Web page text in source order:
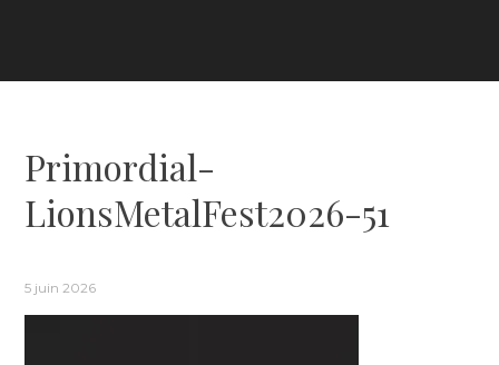
Primordial-
LionsMetalFest2026-51
5 juin 2026